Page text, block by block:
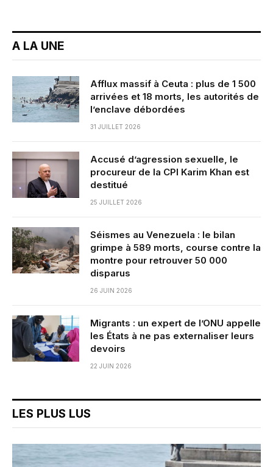
A LA UNE
Afflux massif à Ceuta : plus de 1 500
arrivées et 18 morts, les autorités de
l’enclave débordées
31 JUILLET 2026
Accusé d’agression sexuelle, le
procureur de la CPI Karim Khan est
destitué
25 JUILLET 2026
Séismes au Venezuela : le bilan
grimpe à 589 morts, course contre la
montre pour retrouver 50 000
disparus
26 JUIN 2026
Migrants : un expert de l’ONU appelle
les États à ne pas externaliser leurs
devoirs
22 JUIN 2026
LES PLUS LUS